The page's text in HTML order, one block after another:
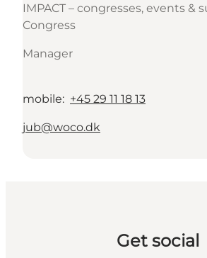
IMPACT – congresses, events &
Congress
Manager
mobile: +45 29 11 18 13
jub@woco.dk
Get social